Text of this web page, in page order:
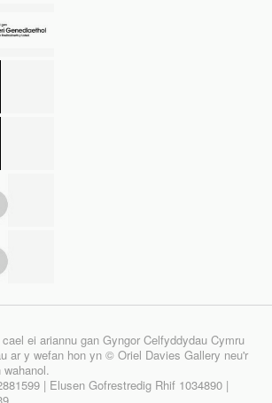
ei ariannu gan Gyngor Celfyddydau Cymru
ar y wefan hon yn © Oriel Davies Gallery neu'r
| Elusen Gofrestredig Rhif 1034890 |